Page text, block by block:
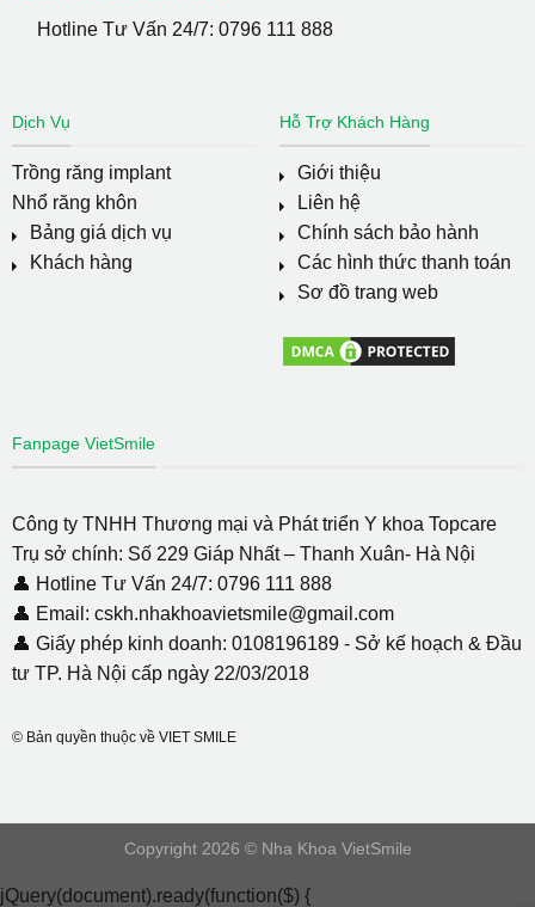
Hotline Tư Vấn 24/7: 0796 111 888
Dịch Vụ
Trồng răng implant
Nhổ răng khôn
Bảng giá dịch vụ
Khách hàng
Hỗ Trợ Khách Hàng
Giới thiệu
Liên hệ
Chính sách bảo hành
Các hình thức thanh toán
Sơ đồ trang web
Fanpage VietSmile
Công ty TNHH Thương mại và Phát triển Y khoa Topcare
Trụ sở chính: Số 229 Giáp Nhất – Thanh Xuân- Hà Nội
👤 Hotline Tư Vấn 24/7: 0796 111 888
👤 Email: cskh.nhakhoavietsmile@gmail.com
👤 Giấy phép kinh doanh: 0108196189 - Sở kế hoạch & Đầu
tư TP. Hà Nội cấp ngày 22/03/2018
© Bản quyền thuộc về VIET SMILE
Copyright 2026 © Nha Khoa VietSmile
jQuery(document).ready(function($) {